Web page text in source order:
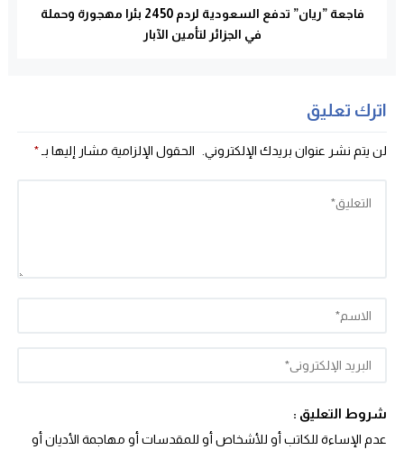
فاجعة ”ريان” تدفع السعودية لردم 2450 بئرا مهجورة وحملة
في الجزائر لتأمين الآبار
اترك تعليق
لن يتم نشر عنوان بريدك الإلكتروني. الحقول الإلزامية مشار إليها بـ*
شروط التعليق :
عدم الإساءة للكاتب أو للأشخاص أو للمقدسات أو مهاجمة الأديان أو